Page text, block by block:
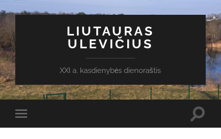
LIUTAURAS
ULEVIČIUS
XXI a. kasdienybės dienoraštis
Toggle
mobile